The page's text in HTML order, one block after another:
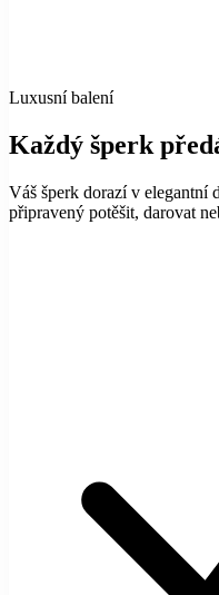
Luxusní balení
Každý šperk
Váš šperk dorazí v
připravený potěšit, darovat